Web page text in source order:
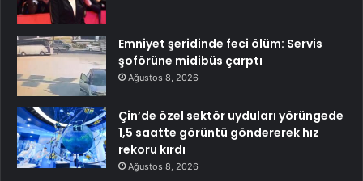
Emniyet şeridinde feci ölüm: Servis
şoförüne midibüs çarptı
Ağustos 8, 2026
Çin’de özel sektör uyduları yörüngede
1,5 saatte görüntü göndererek hız
rekoru kırdı
Ağustos 8, 2026